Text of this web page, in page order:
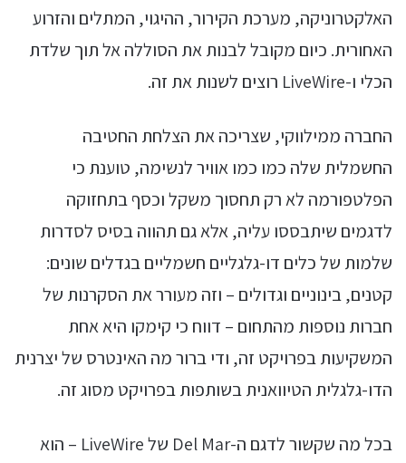
האלקטרוניקה, מערכת הקירור, ההיגוי, המתלים והזרוע
האחורית. כיום מקובל לבנות את הסוללה אל תוך שלדת
הכלי ו-LiveWire רוצים לשנות את זה.
החברה ממילווקי, שצריכה את הצלחת החטיבה
החשמלית שלה כמו כמו אוויר לנשימה, טוענת כי
הפלטפורמה לא רק תחסוך משקל וכסף בתחזוקה
לדגמים שיתבססו עליה, אלא גם תהווה בסיס לסדרות
שלמות של כלים דו-גלגליים חשמליים בגדלים שונים:
קטנים, בינוניים וגדולים – וזה מעורר את הסקרנות של
חברות נוספות מהתחום – דווח כי קימקו היא אחת
המשקיעות בפרויקט זה, ודי ברור מה האינטרס של יצרנית
הדו-גלגלית הטיוואנית בשותפות בפרויקט מסוג זה.
בכל מה שקשור לדגם ה-Del Mar של LiveWire – הוא